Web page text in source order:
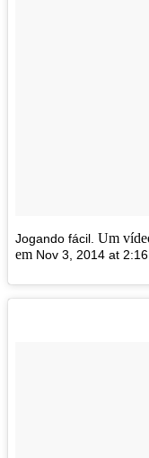
Jogando fácil. Um
em Nov 3, 2014 at